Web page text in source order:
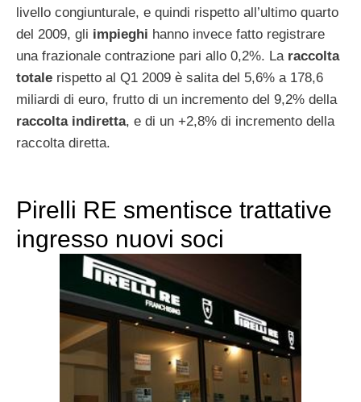
livello congiunturale, e quindi rispetto all’ultimo quarto
del 2009, gli impieghi hanno invece fatto registrare
una frazionale contrazione pari allo 0,2%. La raccolta
totale rispetto al Q1 2009 è salita del 5,6% a 178,6
miliardi di euro, frutto di un incremento del 9,2% della
raccolta indiretta, e di un +2,8% di incremento della
raccolta diretta.
Pirelli RE smentisce trattative
ingresso nuovi soci